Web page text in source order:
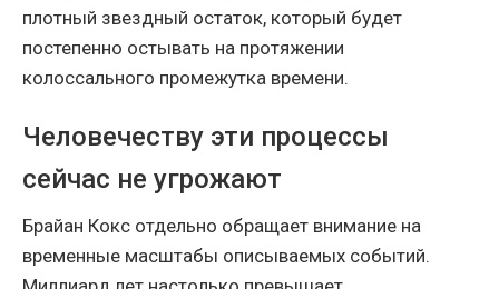
плотный звездный остаток, который будет
постепенно остывать на протяжении
колоссального промежутка времени.
Человечеству эти процессы
сейчас не угрожают
Брайан Кокс отдельно обращает внимание на
временные масштабы описываемых событий.